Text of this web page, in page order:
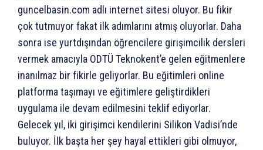
guncelbasin.com adlı internet sitesi oluyor. Bu fikir
çok tutmuyor fakat ilk adımlarını atmış oluyorlar. Daha
sonra ise yurtdışından öğrencilere girişimcilik dersleri
vermek amacıyla ODTÜ Teknokent’e gelen eğitmenlere
inanılmaz bir fikirle geliyorlar. Bu eğitimleri online
platforma taşımayı ve eğitimlere geliştirdikleri
uygulama ile devam edilmesini teklif ediyorlar.
Gelecek yıl, iki girişimci kendilerini Silikon Vadisi’nde
buluyor. İlk başta her şey hayal ettikleri gibi olmuyor,